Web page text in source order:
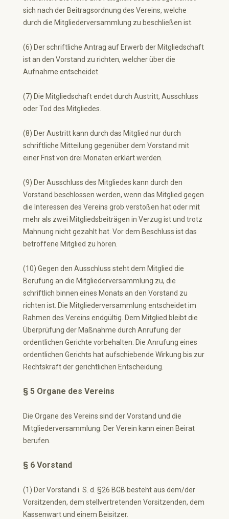
sich nach der Beitragsordnung des Vereins, welche
durch die Mitgliederversammlung zu beschließen ist.
(6) Der schriftliche Antrag auf Erwerb der Mitgliedschaft
ist an den Vorstand zu richten, welcher über die
Aufnahme entscheidet.
(7) Die Mitgliedschaft endet durch Austritt, Ausschluss
oder Tod des Mitgliedes.
(8) Der Austritt kann durch das Mitglied nur durch
schriftliche Mitteilung gegenüber dem Vorstand mit
einer Frist von drei Monaten erklärt werden.
(9) Der Ausschluss des Mitgliedes kann durch den
Vorstand beschlossen werden, wenn das Mitglied gegen
die Interessen des Vereins grob verstoßen hat oder mit
mehr als zwei Mitgliedsbeiträgen in Verzug ist und trotz
Mahnung nicht gezahlt hat. Vor dem Beschluss ist das
betroffene Mitglied zu hören.
(10) Gegen den Ausschluss steht dem Mitglied die
Berufung an die Mitgliederversammlung zu, die
schriftlich binnen eines Monats an den Vorstand zu
richten ist. Die Mitgliederversammlung entscheidet im
Rahmen des Vereins endgültig. Dem Mitglied bleibt die
Überprüfung der Maßnahme durch Anrufung der
ordentlichen Gerichte vorbehalten. Die Anrufung eines
ordentlichen Gerichts hat aufschiebende Wirkung bis zur
Rechtskraft der gerichtlichen Entscheidung.
§ 5 Organe des Vereins
Die Organe des Vereins sind der Vorstand und die
Mitgliederversammlung. Der Verein kann einen Beirat
berufen.
§ 6 Vorstand
(1) Der Vorstand i. S. d. §26 BGB besteht aus dem/der
Vorsitzenden, dem stellvertretenden Vorsitzenden, dem
Kassenwart und einem Beisitzer.